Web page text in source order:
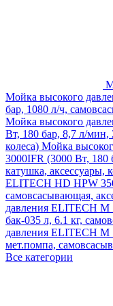
Мойка высокого
бар, 1080 л/ч,
Мойка высокого
Вт, 180 бар, 8,7 л/мин,
колеса) Мойка
3000IFR (3000 Вт, 180
катушка, аксессуары,
ELITECH HD HPW
самовсасывающая,
давления ELITECH M
бак-035 л, 6.1 кг,
давления ELITECH М
мет.помпа,
Все категории